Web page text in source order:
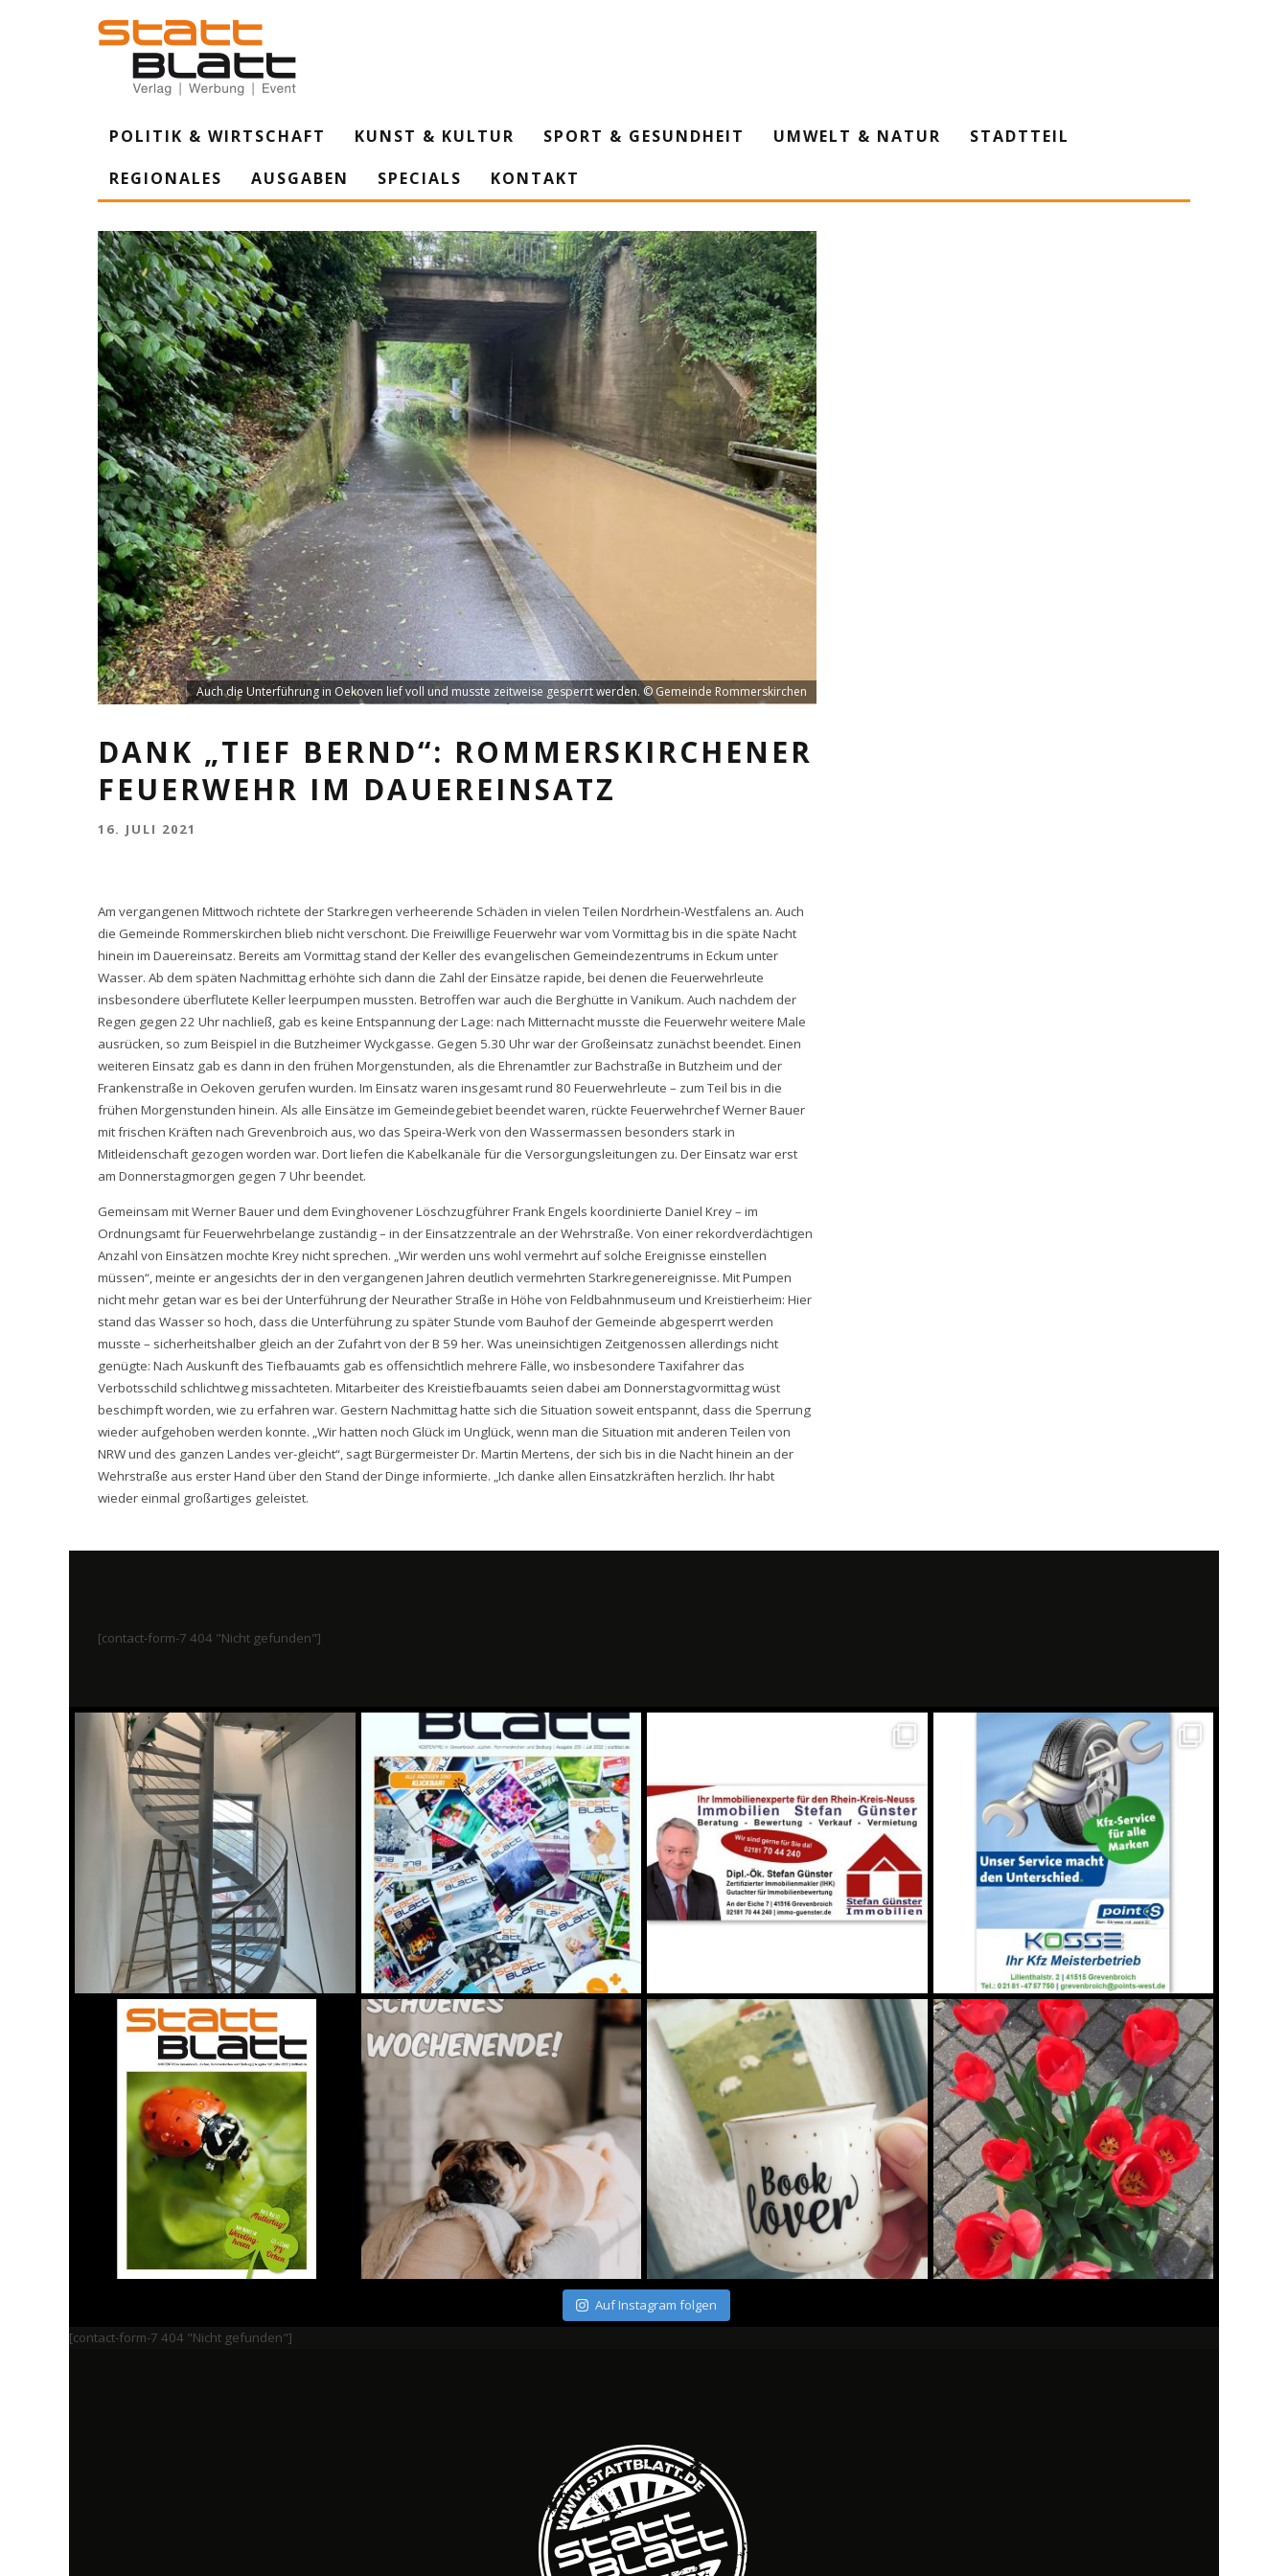
POLITIK & WIRTSCHAFT KUNST & KULTUR SPORT & GESUNDHEIT UMWELT & NATUR
STADTTEIL
REGIONALES
AUSGABEN SPECIALS KONTAKT
Auch die Unterführung in Oekoven lief voll und musste zeitweise gesperrt werden. © Gemeinde Rommerskirchen
DANK „TIEF BERND“: ROMMERSKIRCHENER
FEUERWEHR IM DAUEREINSATZ
16. JULI 2021
Am vergangenen Mittwoch richtete der Starkregen verheerende Schäden in vielen Teilen Nordrhein-Westfalens an. Auch
die Gemeinde Rommerskirchen blieb nicht verschont. Die Freiwillige Feuerwehr war vom Vormittag bis in die späte Nacht
hinein im Dauereinsatz. Bereits am Vormittag stand der Keller des evangelischen Gemeindezentrums in Eckum unter
Wasser. Ab dem späten Nachmittag erhöhte sich dann die Zahl der Einsätze rapide, bei denen die Feuerwehrleute
insbesondere überflutete Keller leerpumpen mussten. Betroffen war auch die Berghütte in Vanikum. Auch nachdem der
Regen gegen 22 Uhr nachließ, gab es keine Entspannung der Lage: nach Mitternacht musste die Feuerwehr weitere Male
ausrücken, so zum Beispiel in die Butzheimer Wyckgasse. Gegen 5.30 Uhr war der Großeinsatz zunächst beendet. Einen
weiteren Einsatz gab es dann in den frühen Morgenstunden, als die Ehrenamtler zur Bachstraße in Butzheim und der
Frankenstraße in Oekoven gerufen wurden. Im Einsatz waren insgesamt rund 80 Feuerwehrleute – zum Teil bis in die
frühen Morgenstunden hinein. Als alle Einsätze im Gemeindegebiet beendet waren, rückte Feuerwehrchef Werner Bauer
mit frischen Kräften nach Grevenbroich aus, wo das Speira-Werk von den Wassermassen besonders stark in
Mitleidenschaft gezogen worden war. Dort liefen die Kabelkanäle für die Versorgungsleitungen zu. Der Einsatz war erst
am Donnerstagmorgen gegen 7 Uhr beendet.
Gemeinsam mit Werner Bauer und dem Evinghovener Löschzugführer Frank Engels koordinierte Daniel Krey – im
Ordnungsamt für Feuerwehrbelange zuständig – in der Einsatzzentrale an der Wehrstraße. Von einer rekordverdächtigen
Anzahl von Einsätzen mochte Krey nicht sprechen. „Wir werden uns wohl vermehrt auf solche Ereignisse einstellen
müssen“, meinte er angesichts der in den vergangenen Jahren deutlich vermehrten Starkregenereignisse. Mit Pumpen
nicht mehr getan war es bei der Unterführung der Neurather Straße in Höhe von Feldbahnmuseum und Kreistierheim: Hier
stand das Wasser so hoch, dass die Unterführung zu später Stunde vom Bauhof der Gemeinde abgesperrt werden
musste – sicherheitshalber gleich an der Zufahrt von der B 59 her. Was uneinsichtigen Zeitgenossen allerdings nicht
genügte: Nach Auskunft des Tiefbauamts gab es offensichtlich mehrere Fälle, wo insbesondere Taxifahrer das
Verbotsschild schlichtweg missachteten. Mitarbeiter des Kreistiefbauamts seien dabei am Donnerstagvormittag wüst
beschimpft worden, wie zu erfahren war. Gestern Nachmittag hatte sich die Situation soweit entspannt, dass die Sperrung
wieder aufgehoben werden konnte. „Wir hatten noch Glück im Unglück, wenn man die Situation mit anderen Teilen von
NRW und des ganzen Landes ver-gleicht“, sagt Bürgermeister Dr. Martin Mertens, der sich bis in die Nacht hinein an der
Wehrstraße aus erster Hand über den Stand der Dinge informierte. „Ich danke allen Einsatzkräften herzlich. Ihr habt
wieder einmal großartiges geleistet.
[contact-form-7 404 "Nicht gefunden"]
Auf Instagram folgen
[contact-form-7 404 "Nicht gefunden"]